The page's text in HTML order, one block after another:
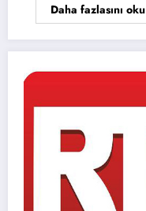
Daha fazlasını oku